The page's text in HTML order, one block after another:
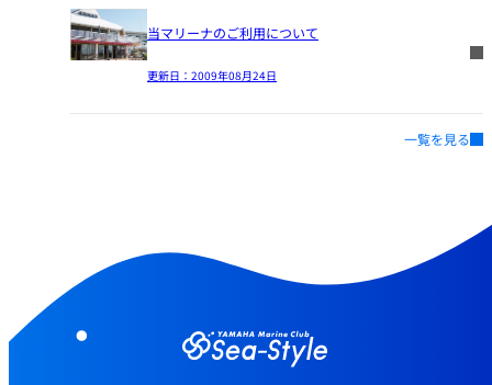
当マリーナのご利用について
更新日： 2009年08月24日
一覧を見る